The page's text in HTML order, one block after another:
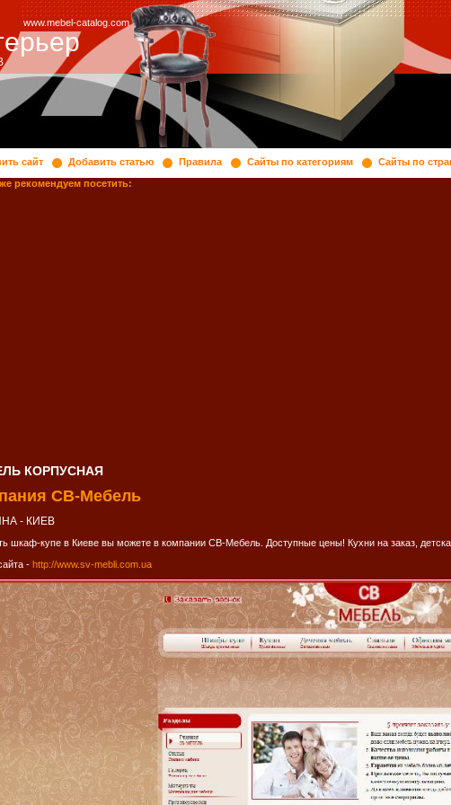
www.mebel-catalog.com
сайт Добавить статью Правила Сайты по категориям Сайты по
рекомендуем посетить:
КОРПУСНАЯ
СВ-Мебель
- КИЕВ
шкаф-купе в Киеве вы можете в компании СВ-Мебель. Доступные цены! Кухни на заказ,
- http://www.sv-mebli.com.ua